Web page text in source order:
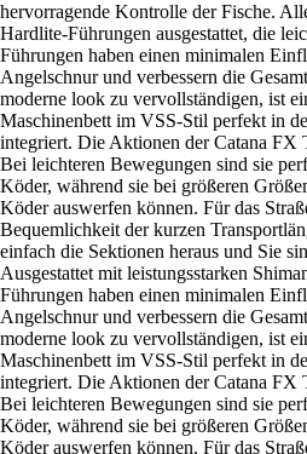
hervorragende Kontrolle der Fische.
Hardlite-Führungen ausgestattet, die
Führungen haben einen minimalen
Angelschnur und verbessern die
moderne look zu vervollständigen, ist
Maschinenbett im VSS-Stil perfekt in
integriert. Die Aktionen der Catana FX
Bei leichteren Bewegungen sind sie
Köder, während sie bei größeren
Köder auswerfen können. Für das
Bequemlichkeit der kurzen
einfach die Sektionen heraus und Sie
Ausgestattet mit leistungsstarken
Führungen haben einen minimalen
Angelschnur und verbessern die
moderne look zu vervollständigen, ist
Maschinenbett im VSS-Stil perfekt in
integriert. Die Aktionen der Catana FX
Bei leichteren Bewegungen sind sie
Köder, während sie bei größeren
Köder auswerfen können. Für das